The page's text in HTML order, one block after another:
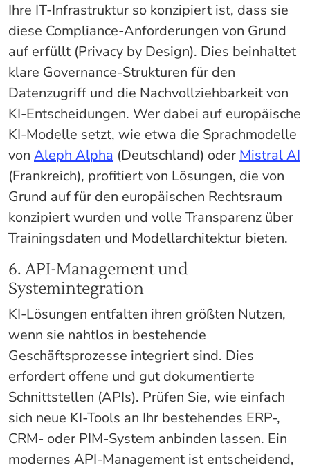
Ihre IT-Infrastruktur so konzipiert ist, dass sie
diese Compliance-Anforderungen von Grund
auf erfüllt (Privacy by Design). Dies beinhaltet
klare Governance-Strukturen für den
Datenzugriff und die Nachvollziehbarkeit von
KI-Entscheidungen. Wer dabei auf europäische
KI-Modelle setzt, wie etwa die Sprachmodelle
von Aleph Alpha (Deutschland) oder Mistral AI
(Frankreich), profitiert von Lösungen, die von
Grund auf für den europäischen Rechtsraum
konzipiert wurden und volle Transparenz über
Trainingsdaten und Modellarchitektur bieten.
6. API-Management und
Systemintegration
KI-Lösungen entfalten ihren größten Nutzen,
wenn sie nahtlos in bestehende
Geschäftsprozesse integriert sind. Dies
erfordert offene und gut dokumentierte
Schnittstellen (APIs). Prüfen Sie, wie einfach
sich neue KI-Tools an Ihr bestehendes ERP-,
CRM- oder PIM-System anbinden lassen. Ein
modernes API-Management ist entscheidend,